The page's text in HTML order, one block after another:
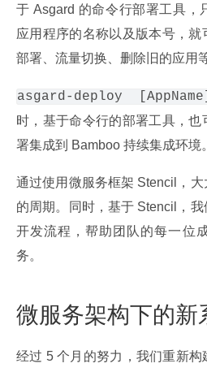
于 Asgard 的命令行部署工具，
应用程序的名称以及版本号，就
部署、流量切换、删除旧的应用
asgard-deploy
时，基于命令行的部署工具，
署集成到 Bamboo 持续集成环境。
通过使用微服务框架 Stencil，
的周期。同时，基于 Stencil，
开发流程，帮助团队的每一位
务。
微服务架构下的新
经过 5 个月的努力，我们重新